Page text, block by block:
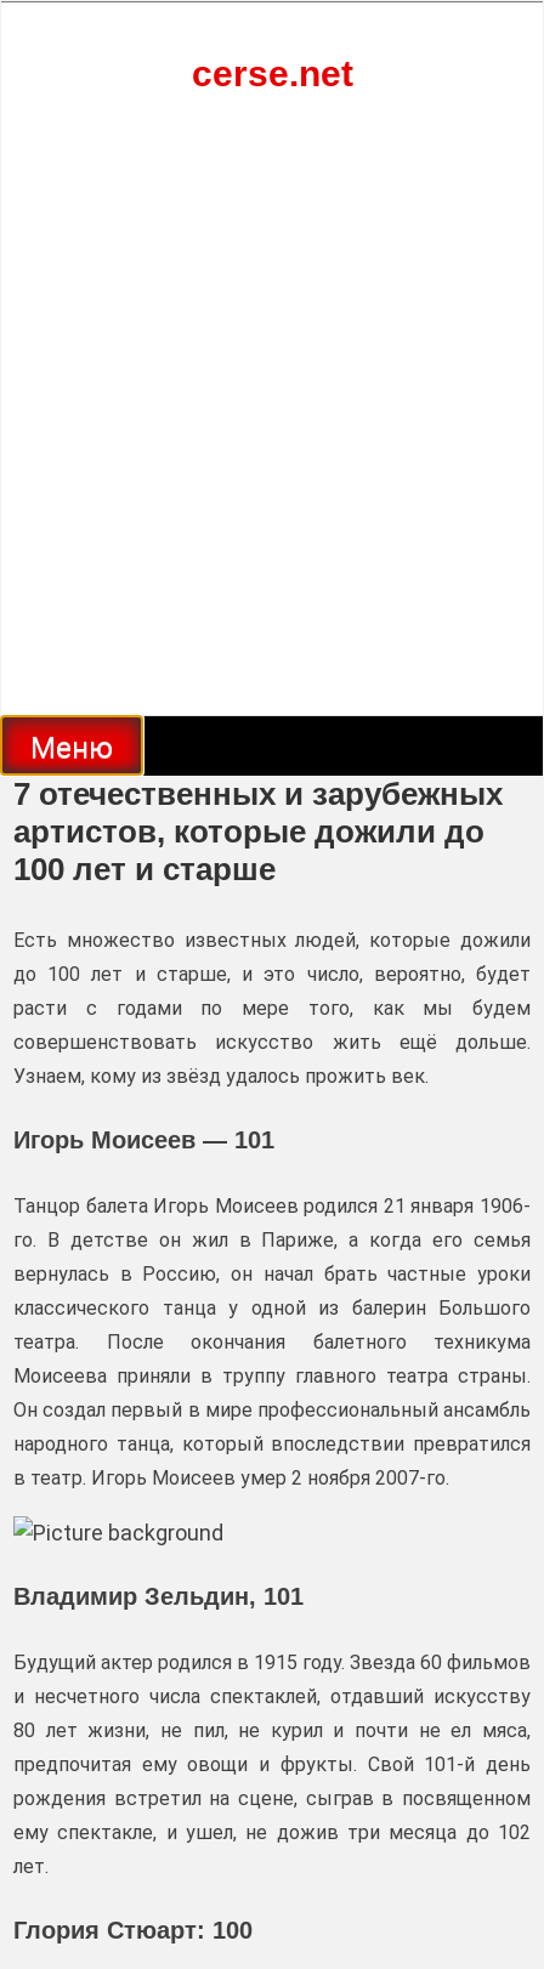
cerse.net
Меню
7 отечественных и зарубежных
артистов, которые дожили до
100 лет и старше
Есть множество известных людей, которые дожили
до 100 лет и старше, и это число, вероятно, будет
расти с годами по мере того, как мы будем
совершенствовать искусство жить ещё дольше.
Узнаем, кому из звёзд удалось прожить век.
Игорь Моисеев — 101
Танцор балета Игорь Моисеев родился 21 января 1906-
го. В детстве он жил в Париже, а когда его семья
вернулась в Россию, он начал брать частные уроки
классического танца у одной из балерин Большого
театра. После окончания балетного техникума
Моисеева приняли в труппу главного театра страны.
Он создал первый в мире профессиональный ансамбль
народного танца, который впоследствии превратился
в театр. Игорь Моисеев умер 2 ноября 2007-го.
Владимир Зельдин, 101
Будущий актер родился в 1915 году. Звезда 60 фильмов
и несчетного числа спектаклей, отдавший искусству
80 лет жизни, не пил, не курил и почти не ел мяса,
предпочитая ему овощи и фрукты. Свой 101-й день
рождения встретил на сцене, сыграв в посвященном
ему спектакле, и ушел, не дожив три месяца до 102
лет.
Глория Стюарт: 100